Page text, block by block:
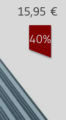
15,95 €
40%